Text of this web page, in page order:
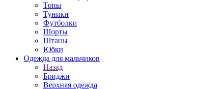
Топы
Туники
Футболки
Шорты
Штаны
Юбки
Одежда для мальчиков
Назад
Бриджи
Верхняя одежда